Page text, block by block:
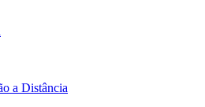
a Distância